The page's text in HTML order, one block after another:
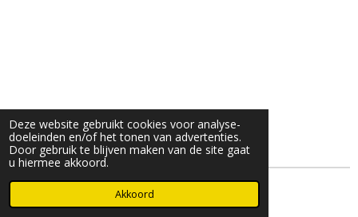
Deze website gebruikt cookies voor analyse-
doeleinden en/of het tonen van advertenties.
Door gebruik te blijven maken van de site gaat
u hiermee akkoord.
Akkoord
© 2025- 2026 Djöz mode